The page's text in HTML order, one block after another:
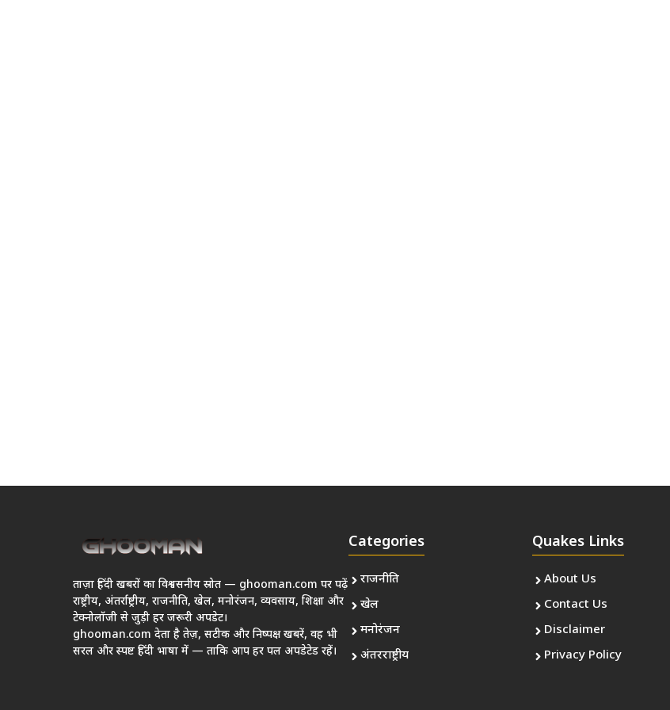
ताज़ा हिंदी खबरों का विश्वसनीय स्रोत — ghooman.com पर पढ़ें
राष्ट्रीय, अंतर्राष्ट्रीय, राजनीति, खेल, मनोरंजन, व्यवसाय, शिक्षा और
टेक्नोलॉजी से जुड़ी हर जरूरी अपडेट।
ghooman.com देता है तेज़, सटीक और निष्पक्ष खबरें, वह भी
सरल और स्पष्ट हिंदी भाषा में — ताकि आप हर पल अपडेटेड रहें।
Categories
राजनीति
खेल
मनोरंजन
अंतरराष्ट्रीय
Quakes Links
About Us
Contact Us
Disclaimer
Privacy Policy